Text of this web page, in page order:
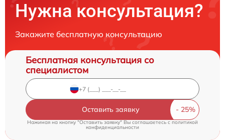
Нужна консультация?
Закажите бесплатную консультацию
Бесплатная консультация со
специалистом
Оставить заявку
Нажимая на кнопку "Оставить заявку" Вы соглашаетесь c политикой
конфиденциальности